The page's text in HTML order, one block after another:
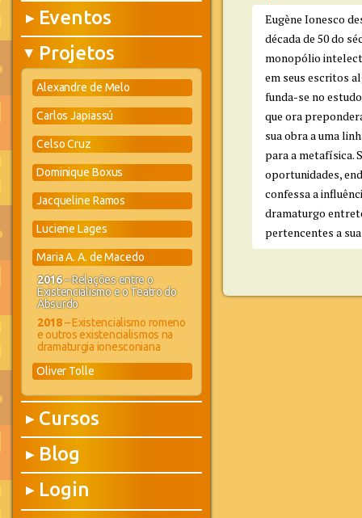
▶ Eventos
▶ Projetos
Alexandre de Melo
Carlos Japiassú
Celso Cruz
Dominique Boxus
Jacqueline Ramos
Luciene Lages
Maria A. A. de Macedo
2016– Relações entre o
Existencialismo e o Teatro do
Absurdo
2018– Existencialismo romeno
e outros existencialismos na
dramaturgia ionesconiana
Oliver Tolle
▶ Cursos
▶ Blog
▶ Login
Eugène Ionesco
década de 50 do
monopólio
em seus escritos
funda-se no
que ora
sua obra a uma
para a metafísica.
oportunidades,
confessa a
dramaturgo
pertencentes a